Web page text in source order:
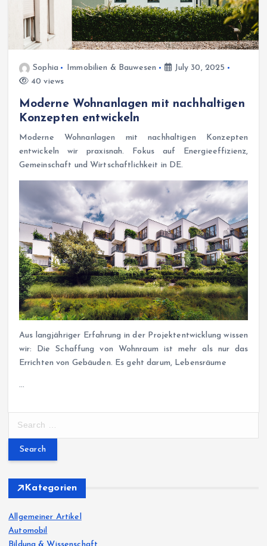
Sophia Immobilien & Bauwesen
July 30, 2025
40 views
Moderne Wohnanlagen mit nachhaltigen
Konzepten entwickeln
Moderne Wohnanlagen mit nachhaltigen Konzepten
entwickeln wir praxisnah. Fokus auf Energieeffizienz,
Gemeinschaft und Wirtschaftlichkeit in DE.
Aus langjähriger Erfahrung in der Projektentwicklung wissen
wir: Die Schaffung von Wohnraum ist mehr als nur das
Errichten von Gebäuden. Es geht darum, Lebensräume
…
r
f
o
r
:
Kategorien
Allgemeiner Artikel
Automobil